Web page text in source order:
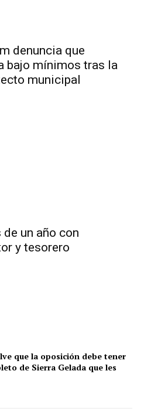
denuncia que
bajo mínimos tras la
municipal
un año con
y tesorero
que la oposición debe tener
de Sierra Gelada que les